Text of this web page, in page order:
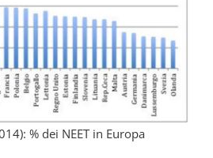
% dei NEET in Europa